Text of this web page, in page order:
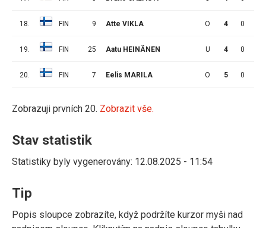
18. FIN 9 Atte VIKLA O 4 0
19. FIN 25 Aatu HEINÄNEN U 4 0
20. FIN 7 Eelis MARILA O 5 0
Zobrazuji prvních 20. Zobrazit vše.
Stav statistik
Statistiky byly vygenerovány: 12.08.2025 - 11:54
Tip
Popis sloupce zobrazíte, když podržíte kurzor myši nad